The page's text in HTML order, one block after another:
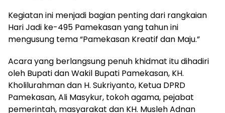
Kegiatan ini menjadi bagian penting dari rangkaian
Hari Jadi ke-495 Pamekasan yang tahun ini
mengusung tema “Pamekasan Kreatif dan Maju.”
Acara yang berlangsung penuh khidmat itu dihadiri
oleh Bupati dan Wakil Bupati Pamekasan, KH.
Kholilurahman dan H. Sukriyanto, Ketua DPRD
Pamekasan, Ali Masykur, tokoh agama, pejabat
pemerintah, masyarakat dan KH. Musleh Adnan